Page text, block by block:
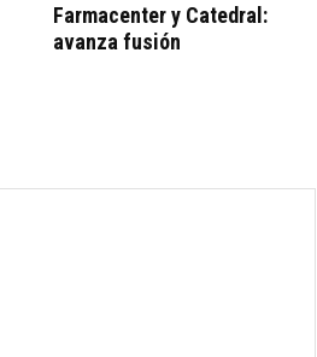
Farmacenter y Catedral:
avanza fusión